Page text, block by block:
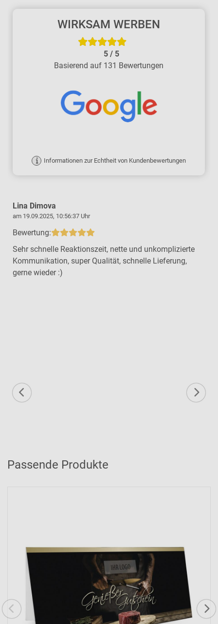
WIRKSAM WERBEN
5/ 5
Basierend auf 131 Bewertungen
Informationen zur Echtheit von Kundenbewertungen
Lina Dimova
am 19.09.2025, 10:56:37 Uhr
Bewertung:
Sehr schnelle Reaktionszeit, nette und unkomplizierte
Kommunikation, super Qualität, schnelle Lieferung,
gerne wieder :)
Passende Produkte